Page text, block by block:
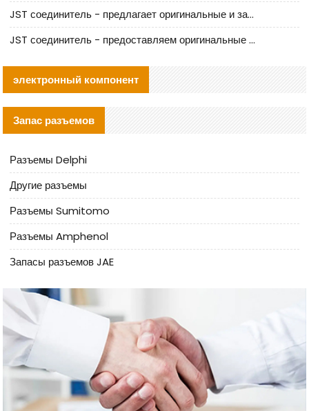
JST соединитель - предлагает оригинальные и заменяющие JST NSHR-02V-S соединители
JST соединитель - предоставляем оригинальные JST GHR-09V-S соединители и их аналоги
электронный компонент
Запас разъемов
Разъемы Delphi
Другие разъемы
Разъемы Sumitomo
Разъемы Amphenol
Запасы разъемов JAE